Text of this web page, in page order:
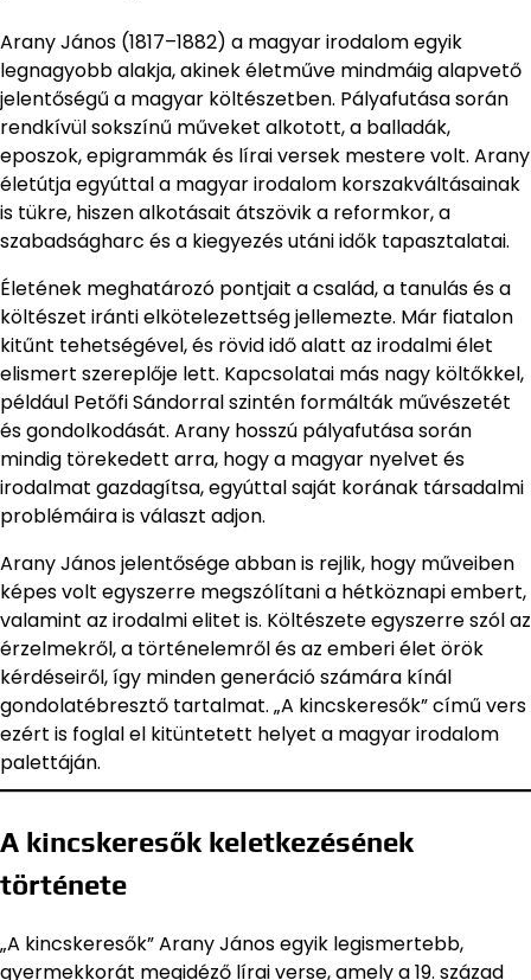
Arany János (1817–1882) a magyar irodalom egyik
legnagyobb alakja, akinek életműve mindmáig alapvető
jelentőségű a magyar költészetben. Pályafutása során
rendkívül sokszínű műveket alkotott, a balladák,
eposzok, epigrammák és lírai versek mestere volt. Arany
életútja egyúttal a magyar irodalom korszakváltásainak
is tükre, hiszen alkotásait átszövik a reformkor, a
szabadságharc és a kiegyezés utáni idők tapasztalatai.
Életének meghatározó pontjait a család, a tanulás és a
költészet iránti elkötelezettség jellemezte. Már fiatalon
kitűnt tehetségével, és rövid idő alatt az irodalmi élet
elismert szereplője lett. Kapcsolatai más nagy költőkkel,
például Petőfi Sándorral szintén formálták művészetét
és gondolkodását. Arany hosszú pályafutása során
mindig törekedett arra, hogy a magyar nyelvet és
irodalmat gazdagítsa, egyúttal saját korának társadalmi
problémáira is választ adjon.
Arany János jelentősége abban is rejlik, hogy műveiben
képes volt egyszerre megszólítani a hétköznapi embert,
valamint az irodalmi elitet is. Költészete egyszerre szól az
érzelmekről, a történelemről és az emberi élet örök
kérdéseiről, így minden generáció számára kínál
gondolatébresztő tartalmat. „A kincskeresők” című vers
ezért is foglal el kitüntetett helyet a magyar irodalom
palettáján.
A kincskeresők keletkezésének
története
„A kincskeresők” Arany János egyik legismertebb,
gyermekkorát megidéző lírai verse, amely a 19. század